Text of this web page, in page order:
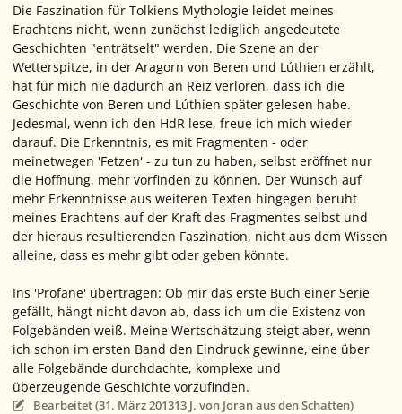
Die Faszination für Tolkiens Mythologie leidet meines
Erachtens nicht, wenn zunächst lediglich angedeutete
Geschichten "enträtselt" werden. Die Szene an der
Wetterspitze, in der Aragorn von Beren und Lúthien erzählt,
hat für mich nie dadurch an Reiz verloren, dass ich die
Geschichte von Beren und Lúthien später gelesen habe.
Jedesmal, wenn ich den HdR lese, freue ich mich wieder
darauf. Die Erkenntnis, es mit Fragmenten - oder
meinetwegen 'Fetzen' - zu tun zu haben, selbst eröffnet nur
die Hoffnung, mehr vorfinden zu können. Der Wunsch auf
mehr Erkenntnisse aus weiteren Texten hingegen beruht
meines Erachtens auf der Kraft des Fragmentes selbst und
der hieraus resultierenden Faszination, nicht aus dem Wissen
alleine, dass es mehr gibt oder geben könnte.
Ins 'Profane' übertragen: Ob mir das erste Buch einer Serie
gefällt, hängt nicht davon ab, dass ich um die Existenz von
Folgebänden weiß. Meine Wertschätzung steigt aber, wenn
ich schon im ersten Band den Eindruck gewinne, eine über
alle Folgebände durchdachte, komplexe und
überzeugende Geschichte vorzufinden.
Bearbeitet (31. März 201313 J. von Joran aus den Schatten)